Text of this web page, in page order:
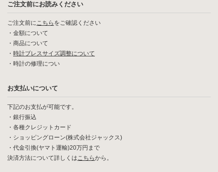
ご注文前にお読みください
ご注文前にこちら をご確認ください
・ 金額について
・ 商品について
・ 時計ブレスサイズ調整について
・ 時計の修理につい
お支払いについて
下記のお支払が可能です。
・銀行振込
・各種クレジットカード
・ショッピングローン(株式会社ジャックス)
・代金引換(ヤマト運輸)20万円まで
決済方法について詳しくはこちらから。